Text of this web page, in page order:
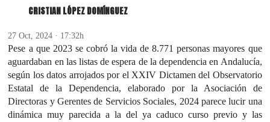
CRISTIAN LÓPEZ DOMÍNGUEZ
27 Oct, 2024 · 17:32h
Pese a que 2023 se cobró la vida de 8.771 personas mayores que
aguardaban en las listas de espera de la dependencia en Andalucía,
según los datos arrojados por el XXIV Dictamen del Observatorio
Estatal de la Dependencia, elaborado por la Asociación de
Directoras y Gerentes de Servicios Sociales, 2024 parece lucir una
dinámica muy parecida a la del ya caduco curso previo y las